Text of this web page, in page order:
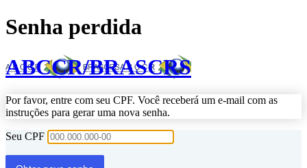
Senha perdida
ABCCR/BRASCRS
Por favor, entre com seu CPF. Você receberá um e-mail com as
instruções para gerar uma nova senha.
Seu CPF